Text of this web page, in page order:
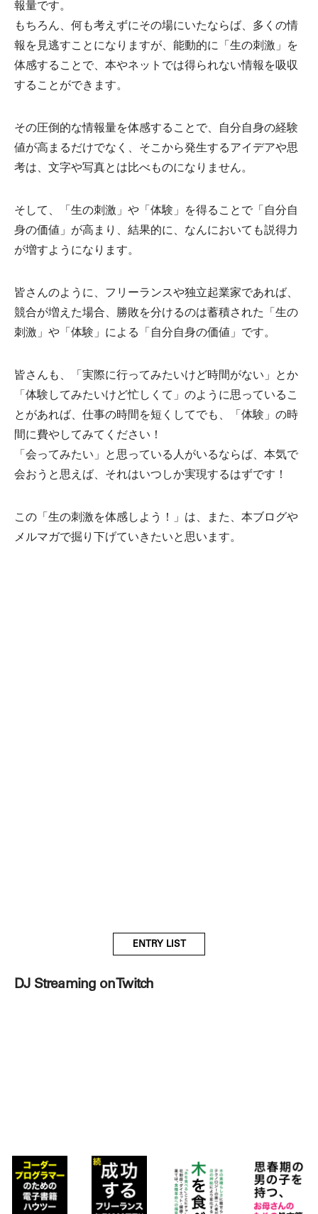
報量です。
もちろん、何も考えずにその場にいたならば、多くの情
報を見逃すことになりますが、能動的に「生の刺激」を
体感することで、本やネットでは得られない情報を吸収
することができます。
その圧倒的な情報量を体感することで、自分自身の経験
値が高まるだけでなく、そこから発生するアイデアや思
考は、文字や写真とは比べものになりません。
そして、「生の刺激」や「体験」を得ることで「自分自
身の価値」が高まり、結果的に、なんにおいても説得力
が増すようになります。
皆さんのように、フリーランスや独立起業家であれば、
競合が増えた場合、勝敗を分けるのは蓄積された「生の
刺激」や「体験」による「自分自身の価値」です。
皆さんも、「実際に行ってみたいけど時間がない」とか
「体験してみたいけど忙しくて」のように思っているこ
とがあれば、仕事の時間を短くしてでも、「体験」の時
間に費やしてみてください！
「会ってみたい」と思っている人がいるならば、本気で
会おうと思えば、それはいつしか実現するはずです！
この「生の刺激を体感しよう！」は、また、本ブログや
メルマガで掘り下げていきたいと思います。
ENTRY LIST
DJ Streaming on Twitch